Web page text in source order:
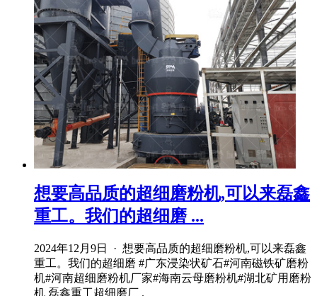
想要高品质的超细磨粉机,可以来磊鑫
重工。我们的超细磨 ...
2024年12月9日 · 想要高品质的超细磨粉机,可以来磊鑫
重工。我们的超细磨 #广东浸染状矿石#河南磁铁矿磨粉
机#河南超细磨粉机厂家#海南云母磨粉机#湖北矿用磨粉
机 磊鑫重工超细磨厂 .